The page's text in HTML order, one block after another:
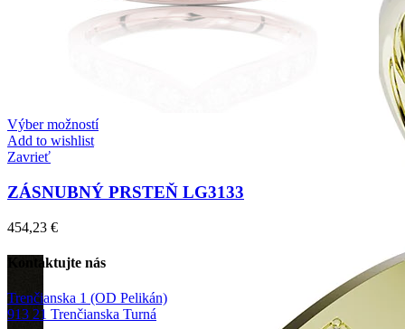
Výber možností
Add to wishlist
Zavrieť
ZÁSNUBNÝ PRSTEŇ LG3133
454,23 €
Kontaktujte nás
Trenčianska 1 (OD Pelikán)
913 21 Trenčianska Turná